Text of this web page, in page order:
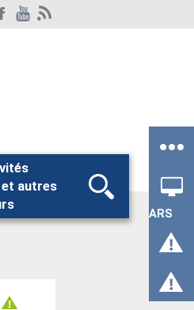
ARS
autres
Rechercher